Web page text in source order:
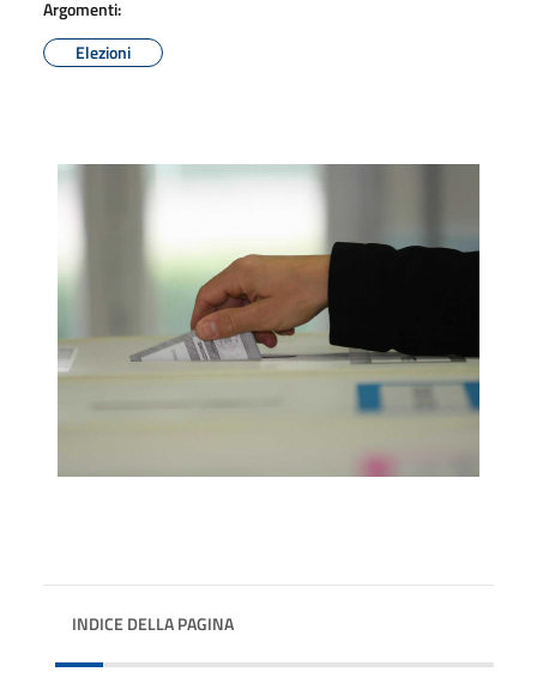
Argomenti:
Elezioni
INDICE DELLA PAGINA